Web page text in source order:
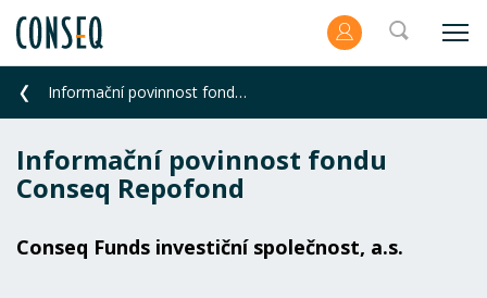
Informační povinnost fondu Conseq Repofond
Informační povinnost fondu
Conseq Repofond
Conseq Funds investiční společnost, a.s.